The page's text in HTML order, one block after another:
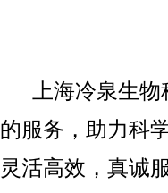
上海冷泉生
的服务，助力科
灵活高效，真诚